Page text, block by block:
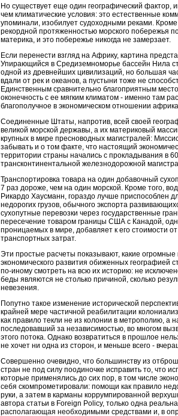
Но существует еще один географический
чем климатические условия: это естественные
упоминали, изобилует судоходными реками. Кроме
рекордной протяженностью морского побережья
материка, и это побережье никогда не замерзает.
Если перенести взгляд на Африку, картина
Упирающийся в Средиземноморье бассейн Нила
одной из древнейших цивилизаций, но большая
вдали от рек и океанов, а пустыни тоже не
Единственным сравнительно благоприятным
оконечность с ее мягким климатом - именно там
благополучное в экономическом отношении
Соединенные Штаты, напротив, всей своей
великой морской державы, а их материковый
крупных в мире пресноводных магистралей:
забывать и о том факте, что настоящий
территории страны начались с прокладывания в
трансконтинентальной железнодорожной
Транспортировка товара на один добавочный
7 раз дороже, чем на один морской. Кроме того,
Рикардо Хаусманн, гораздо лучше приспособлен
недорогих грузов, обычного экспорта
сухопутные перевозки через государственные
пересечение товаром границы США с Канадой,
проницаемых в мире, добавляет к его стоимости
транспортных затрат.
Эти простые расчеты показывают, какие огромные
экономического развития обиженных географией
по-иному смотреть на всю их историю: не
беды являются не столько причиной, сколько
невезения.
Попутно такое изменение исторической
крайней мере частичной реабилитации
как правило текли не из колонии в метрополию, а
последовавший за независимостью, во многом
этого потока. Однако возвратиться в прошлое
не хочет ни одна из сторон, и меньше всего -
Совершенно очевидно, что большинству из
стран не под силу поодиночке исправить то, что
которые применялись до сих пор, в том числе
себя скомпрометировали: помощи как правило
руки, а затем в карманы коррумпированной
автора статьи в Foreign Policy, только одна
располагающая необходимыми средствами и, в